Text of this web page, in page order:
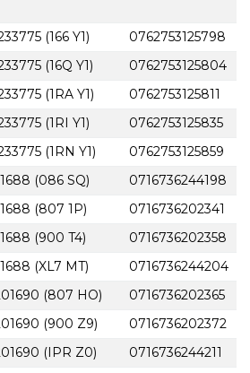
(166 Y1)
0762753125798
(16Q Y1)
0762753125804
(1RA Y1)
0762753125811
(1RI Y1)
0762753125835
(1RN Y1)
0762753125859
(086 SQ)
0716736244198
(807 1P)
0716736202341
(900 T4)
0716736202358
(XL7 MT)
0716736244204
(807 HO)
0716736202365
(900 Z9)
0716736202372
(IPR Z0)
0716736244211